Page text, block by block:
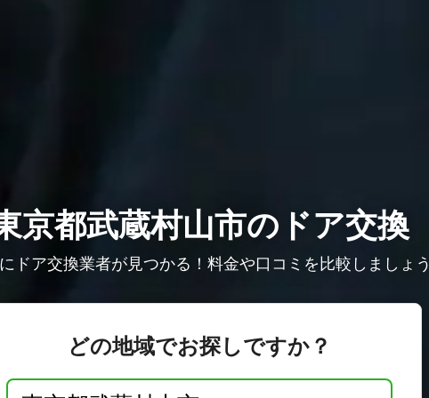
京都武蔵村山市のドア交換
ドア交換業者が見つかる！料金や口コミを比較しましょう
どの地域でお探しですか？